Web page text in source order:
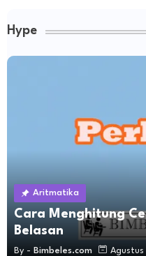
Hype
Aritmatika
Cara Menghitung
Belasan
By - Bimbeles.com